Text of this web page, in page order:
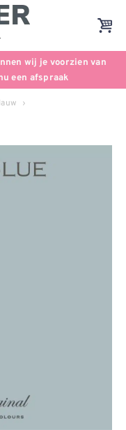
wij je voorzien van
een afspraak